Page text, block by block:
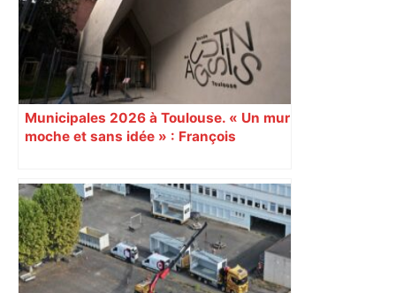
Municipales 2026 à Toulouse. « Un mur
moche et sans idée » : François
Augustins